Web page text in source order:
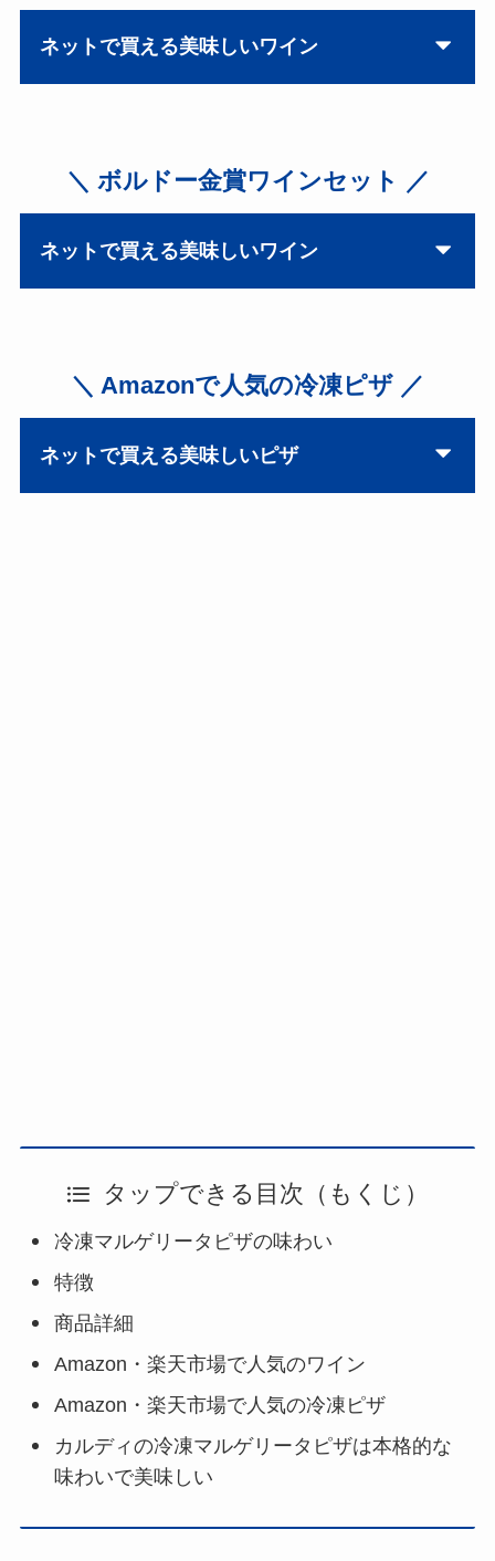
ネットで買える美味しいワイン
＼ ボルドー金賞ワインセット ／
ネットで買える美味しいワイン
＼ Amazonで人気の冷凍ピザ ／
ネットで買える美味しいピザ
タップできる目次（もくじ）
冷凍マルゲリータピザの味わい
特徴
商品詳細
Amazon・楽天市場で人気のワイン
Amazon・楽天市場で人気の冷凍ピザ
カルディの冷凍マルゲリータピザは本格的な
味わいで美味しい